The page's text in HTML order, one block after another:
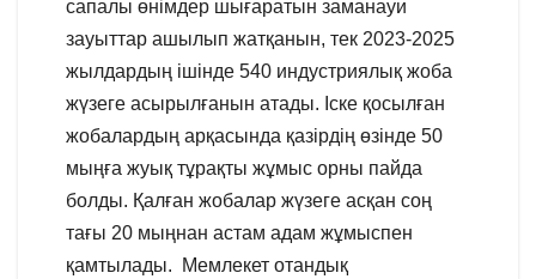
сапалы өнімдер шығаратын заманауи
зауыттар ашылып жатқанын, тек 2023-2025
жылдардың ішінде 540 индустриялық жоба
жүзеге асырылғанын атады. Іске қосылған
жобалардың арқасында қазірдің өзінде 50
мыңға жуық тұрақты жұмыс орны пайда
болды. Қалған жобалар жүзеге асқан соң
тағы 20 мыңнан астам адам жұмыспен
қамтылады. Мемлекет отандық